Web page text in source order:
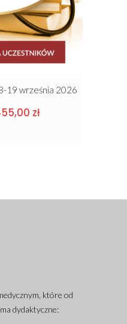
19 września 2026
cena
złAktualna
które od
dydaktyczne: